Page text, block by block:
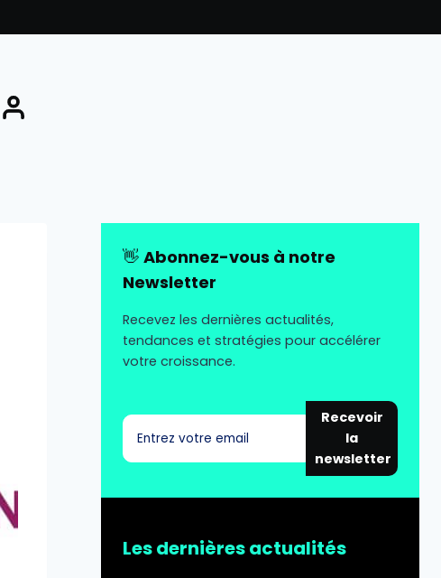
👋 Abonnez-vous à notre
Newsletter
Recevez les dernières actualités,
tendances et stratégies pour accélérer
votre croissance.
Recevoir
la
newsletter
Les dernières actualités